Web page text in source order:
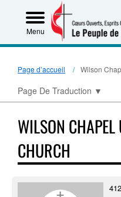
Menu
Page d’accueil Wilson
Page De Traduction ▼
WILSON
CHURCH